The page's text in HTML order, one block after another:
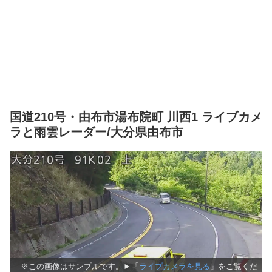
国道210号・由布市湯布院町 川西1 ライブカメ
ラと雨雲レーダー/大分県由布市
※この画像はサンプルです。►「 ライブカメラを見る 」をご覧くだ